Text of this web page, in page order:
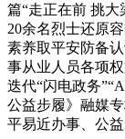
篇“走正在前 挑大
20余名烈士还原
素养取平安防备
事从业人员各项
迭代“闪电政务
公益步履》融媒
平易近办事、公